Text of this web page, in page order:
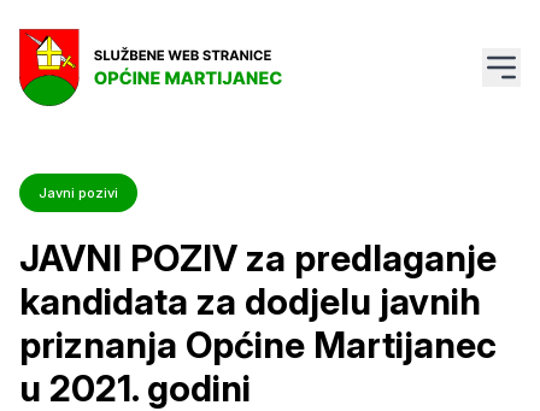
Javni pozivi
JAVNI POZIV za predlaganje
kandidata za dodjelu javnih
priznanja Općine Martijanec
u 2021. godini